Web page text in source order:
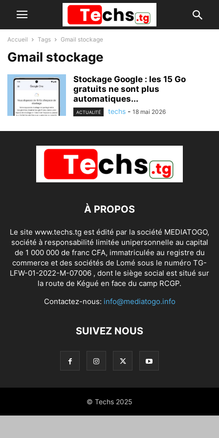
Accueil Tags Gmail stockage
Gmail stockage
Stockage Google : les 15 Go
gratuits ne sont plus
automatiques...
ACTUALITÉ techs - 18 mai 2026
À PROPOS
Le site www.techs.tg est édité par la société MEDIATOGO,
société à responsabilité limitée unipersonnelle au capital
de 1 000 000 de franc CFA, immatriculée au registre du
commerce et des sociétés de Lomé sous le numéro TG-
LFW-01-2022-M-07006 , dont le siège social est situé sur
la route de Kégué en face du camp RCGP.
Contactez-nous: info@mediatogo.info
SUIVEZ NOUS
© Techs 2025